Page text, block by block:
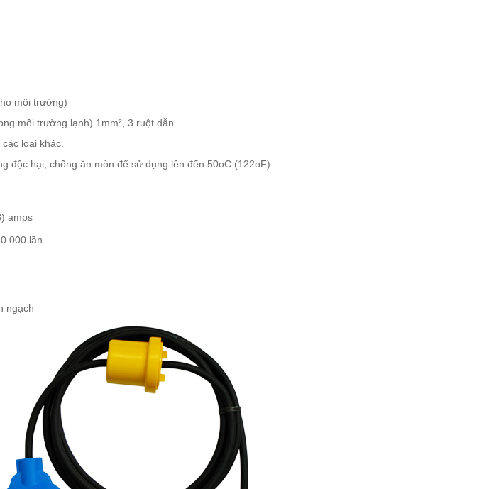
môi trường)
môi trường lạnh) 1mm², 3 ruột dẫn.
loại khác.
độc hại, chống ăn mòn để sử dụng lên đến 50oC (122oF)
amps
lần.
ngạch